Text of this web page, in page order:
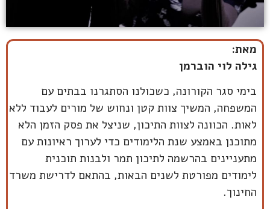
מאת:
גילה לוי הוברמן
בימי סגר הקורונה, כשכולנו הסתגרנו בבתים עם
המשפחה, המשיך צוות קטן ונחוש של מורים לעבוד ללא
לאות. הכוונה לצוות התיכון, שניצל את פסק הזמן הלא
מתוכנן באמצע שנת הלימודים כדי לערוך ראיונות עם
מתעניינים בהרשמה לתיכון תמר ולבנות תוכנית
לימודים מפורטת לשנים הבאות, בהתאם לדרישת משרד
החינוך.